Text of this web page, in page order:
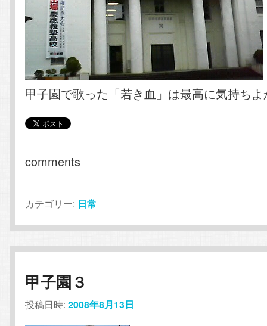
甲子園で歌った「若き血」は最高に気持ち
comments
カテゴリー: 日常
甲子園３
投稿日時:2008年8月13日